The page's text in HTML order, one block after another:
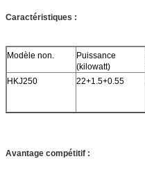
Caractéristiques :
Modèle non.
Puissance
(kilowatt)
HKJ250
22+1.5+0.55
Avantage compétitif :